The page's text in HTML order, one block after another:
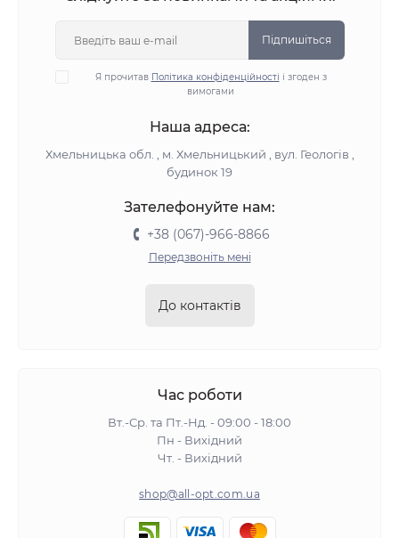
Підпишіться
Я прочитав Політика конфіденційності і згоден з
вимогами
Наша адреса:
Хмельницька обл. , м. Хмельницький , вул. Геологів ,
будинок 19
Зателефонуйте нам:
+38 (067)-966-8866
Передзвоніть мені
До контактів
Час роботи
Вт.-Ср. та Пт.-Нд. - 09:00 - 18:00
Пн - Вихідний
Чт. - Вихідний
shop@all-opt.com.ua